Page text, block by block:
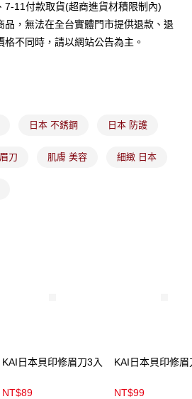
灣大哥大用戶可立即使用無須另外申請。
」，訂單成立後會自動跳轉到大哥付的交易
確認交易或遇審核未通過，訂單將自動取
況，表示未達大哥付你分期系統評分，恕無
有限公司」（以下簡稱本公司）所提供，讓
買商品或服務，並由商店將買賣／分期付款
以上)免運費
以上)免運費
以上)免運費
7-11付款取貨(超商進貨材積限制內)
品，無法在全台實體門市提供退款、退
不同時，請以網站公告為主。
日本 不銹鋼 日本 防護
刀 肌膚 美容 細緻 日本
KAI日本貝印修眉刀3入
NT$89
KAI日本貝印修眉
NT$99